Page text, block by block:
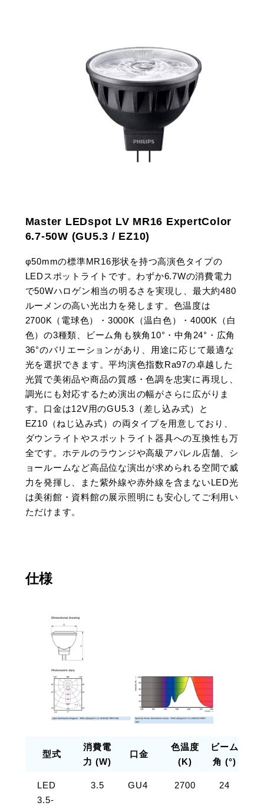
Master LEDspot LV MR16 ExpertColor
6.7-50W (GU5.3 / EZ10)
φ50mmの標準MR16形状を持つ高演色タイプの
LEDスポットライトです。わずか6.7Wの消費電力
で50Wハロゲン相当の明るさを実現し、最大約480
ルーメンの高い光出力を発します。色温度は
2700K（電球色）・3000K（温白色）・4000K（白
色）の3種類、ビーム角も狭角10°・中角24°・広角
36°のバリエーションがあり、用途に応じて最適な
光を選択できます。平均演色指数Ra97の卓越した
光質で美術品や商品の質感・色調を忠実に再現し、
調光にも対応するため演出の幅がさらに広がりま
す。口金は12V用のGU5.3（差し込み式）と
EZ10（ねじ込み式）の両タイプを用意しており、
ダウンライトやスポットライト器具への互換性も万
全です。ホテルのラウンジや高級アパレル店舗、シ
ョールームなど高品位な演出が求められる空間で威
力を発揮し、また紫外線や赤外線を含まないLED光
は美術館・資料館の展示照明にも安心してご利用い
ただけます。
仕様
型式
消費電
力 (W)
口金
色温度
(K)
ビーム
角 (°)
LED
3.5-
3.5 GU4 2700 24